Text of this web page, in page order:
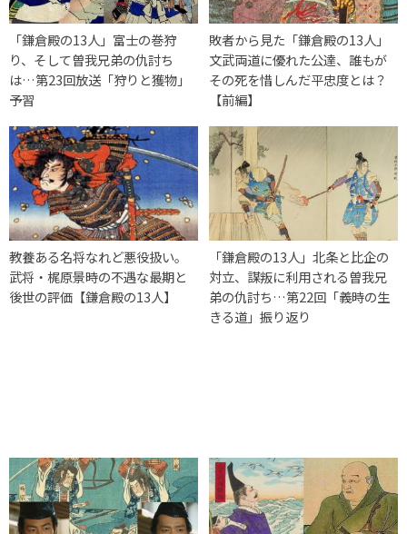
「鎌倉殿の13人」富士の巻狩
り、そして曽我兄弟の仇討ち
は…第23回放送「狩りと獲物」
予習
敗者から見た「鎌倉殿の13人」
文武両道に優れた公達、誰もが
その死を惜しんだ平忠度とは？
【前編】
教養ある名将なれど悪役扱い。
武将・梶原景時の不遇な最期と
後世の評価【鎌倉殿の13人】
「鎌倉殿の13人」北条と比企の
対立、謀叛に利用される曽我兄
弟の仇討ち…第22回「義時の生
きる道」振り返り